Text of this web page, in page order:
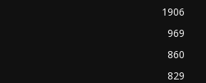
1906
969
860
829